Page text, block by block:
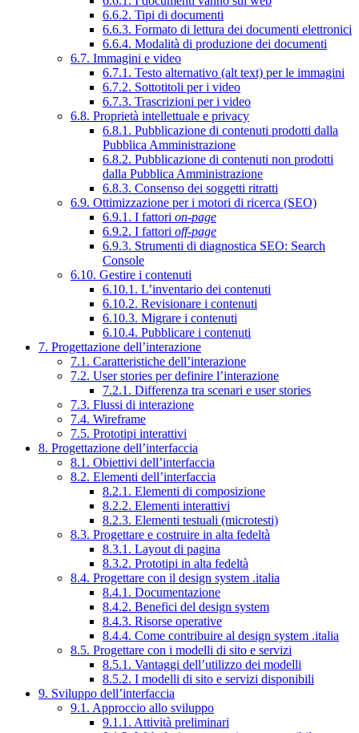
6.6.2. Tipi di documenti
6.6.3. Formato di lettura dei documenti elettronici
6.6.4. Modalità di produzione dei documenti
6.7. Immagini e video
6.7.1. Testo alternativo (alt text) per le immagini
6.7.2. Sottotitoli per i video
6.7.3. Trascrizioni per i video
6.8. Proprietà intellettuale e privacy
6.8.1. Pubblicazione di contenuti prodotti dalla
Pubblica Amministrazione
6.8.2. Pubblicazione di contenuti non prodotti
dalla Pubblica Amministrazione
6.8.3. Consenso dei soggetti ritratti
6.9. Ottimizzazione per i motori di ricerca (SEO)
6.9.1. I fattori on-page
6.9.2. I fattori off-page
6.9.3. Strumenti di diagnostica SEO: Search
Console
6.10. Gestire i contenuti
6.10.1. L’inventario dei contenuti
6.10.2. Revisionare i contenuti
6.10.3. Migrare i contenuti
6.10.4. Pubblicare i contenuti
7. Progettazione dell’interazione
7.1. Caratteristiche dell’interazione
7.2. User stories per definire l’interazione
7.2.1. Differenza tra scenari e user stories
7.3. Flussi di interazione
7.4. Wireframe
7.5. Prototipi interattivi
8. Progettazione dell’interfaccia
8.1. Obiettivi dell’interfaccia
8.2. Elementi dell’interfaccia
8.2.1. Elementi di composizione
8.2.2. Elementi interattivi
8.2.3. Elementi testuali (microtesti)
8.3. Progettare e costruire in alta fedeltà
8.3.1. Layout di pagina
8.3.2. Prototipi in alta fedeltà
8.4. Progettare con il design system .italia
8.4.1. Documentazione
8.4.2. Benefici del design system
8.4.3. Risorse operative
8.4.4. Come contribuire al design system .italia
8.5. Progettare con i modelli di sito e servizi
8.5.1. Vantaggi dell’utilizzo dei modelli
8.5.2. I modelli di sito e servizi disponibili
9. Sviluppo dell’interfaccia
9.1. Approccio allo sviluppo
9.1.1. Attività preliminari